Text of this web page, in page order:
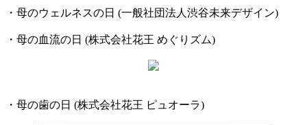
・母のウェルネスの日 (一般社団法人渋谷未来デザイン)
・母の血流の日 (株式会社花王 めぐりズム)
・母の歯の日 (株式会社花王 ピュオーラ)